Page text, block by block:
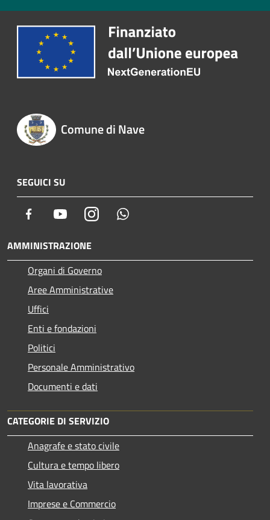
Comune di Nave
SEGUICI SU
Facebook YoutubeInstagram
AMMINISTRAZIONE
Organi di Governo
Aree Amministrative
Uffici
Enti e fondazioni
Politici
Personale Amministrativo
Documenti e dati
CATEGORIE DI SERVIZIO
Anagrafe e stato civile
Cultura e tempo libero
Vita lavorativa
Imprese e Commercio